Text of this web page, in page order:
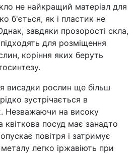
не найкращий матеріал для
б'ється, як і пластик не
завдяки прозорості скла,
для розміщення
коріння яких беруть
висадки рослин ще більш
зустрічається в
Незважаючи на високу
квіткова посуд має занадто
повітря і затримує
легко іржавіють при